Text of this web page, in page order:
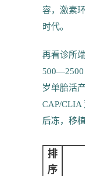
容，激素
时代。
再看诊所
500—2500
岁单胎活
CAP/CLIA
后冻，移
排
序